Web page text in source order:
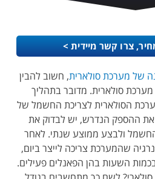
צרו קשר מיידית >
של מערכת סולארית, חשוב להבין
סולארית. מדובר בתהליך
הסולארית לצריכת החשמל של
ההספק הנדרש, יש לבדוק את
ולבצע ממוצע שנתי. לאחר
שהמערכת צריכה לייצר ביום,
השעות בהן הפאנלים פעילים.